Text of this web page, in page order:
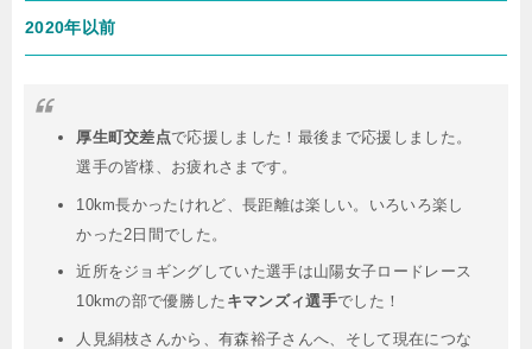
2020年以前
厚生町交差点で応援しました！最後まで応援しました。
選手の皆様、お疲れさまです。
10km長かったけれど、長距離は楽しい。いろいろ楽し
かった2日間でした。
近所をジョギングしていた選手は山陽女子ロードレース
10kmの部で優勝した キマンズィ選手でした！
人見絹枝さんから、有森裕子さんへ、そして現在につな